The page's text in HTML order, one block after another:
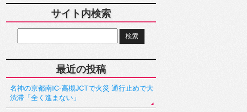
サイト内検索
最近の投稿
名神の京都南IC-高槻JCTで火災 通行止めで大
渋滞「全く進まない」